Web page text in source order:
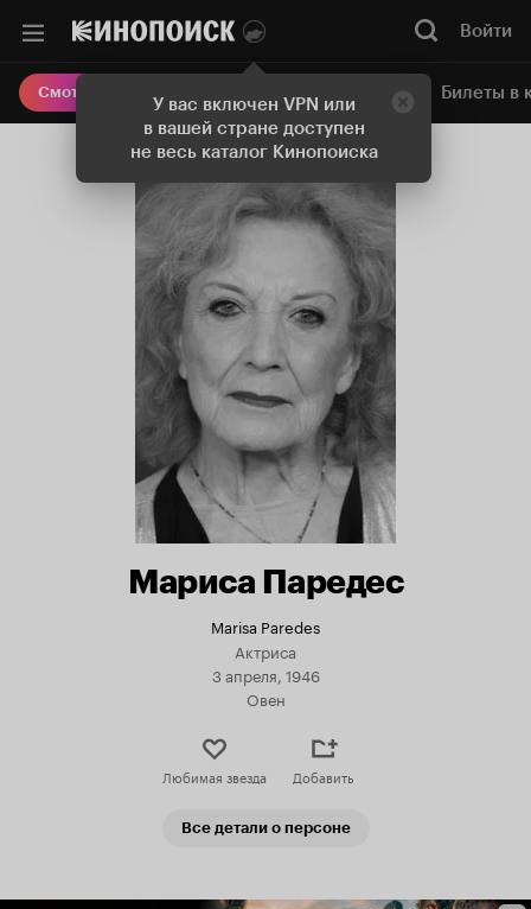
У вас включен VPN или
в вашей стране доступен
не весь каталог Кинопоиска
Войти
Смотреть кино Онлайн-кинотеатр Билеты в
Мариса Паредес
Marisa Paredes
Актриса
3 апреля, 1946
Овен
Любимая звезда Добавить
Все детали о персоне